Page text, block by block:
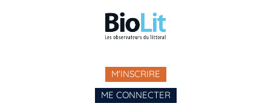
M'INSCRIRE
ME CONNECTER